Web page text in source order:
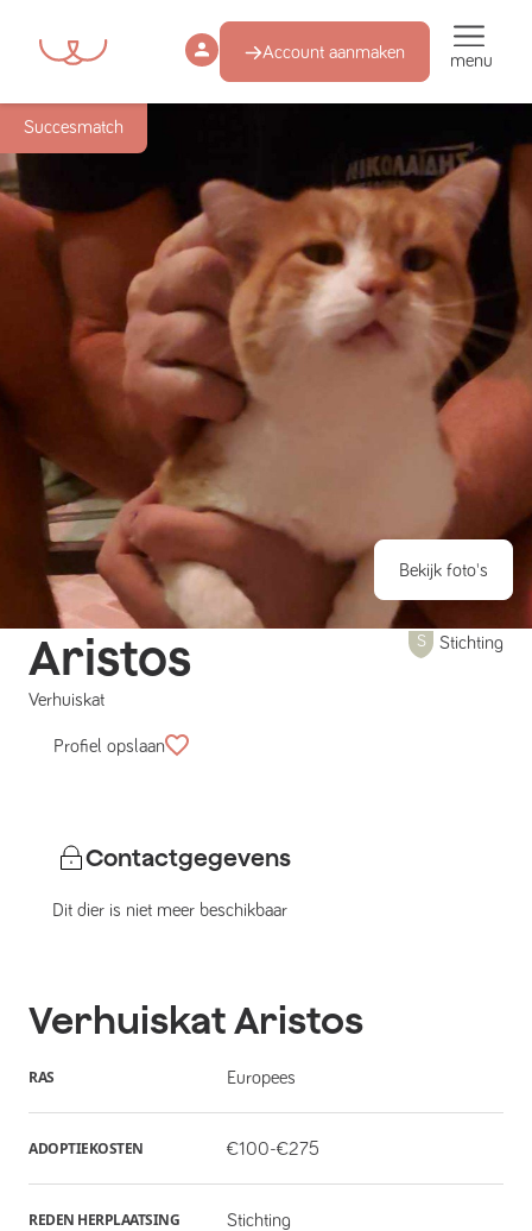
Account aanmaken menu
Succesmatch
Bekijk foto's
Aristos
Verhuiskat
Stichting
Profiel opslaan
Contactgegevens
Dit dier is niet meer beschikbaar
VerhuiskatAristos
RAS Europees
ADOPTIEKOSTEN €100-€275
REDEN HERPLAATSING Stichting